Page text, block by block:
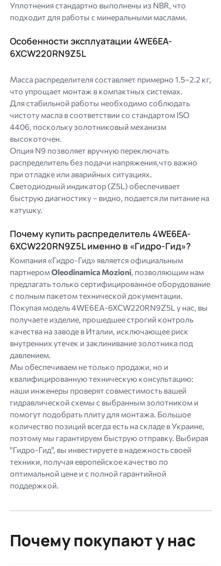
Уплотнения стандартно выполнены из NBR, что
подходит для работы с минеральными маслами.
Особенности эксплуатации 4WE6EA-
6XCW220RN9Z5L
Масса распределителя составляет примерно 1.5–2.2 кг,
что упрощает монтаж в компактных системах.
Для стабильной работы необходимо соблюдать
чистоту масла в соответствии со стандартом ISO
4406, поскольку золотниковый механизм
высокоточен.
Опция N9 позволяет вручную переключать
распределитель без подачи напряжения,что важно
при отладке или аварийных ситуациях.
Светодиодный индикатор (Z5L) обеспечивает
быструю диагностику – видно, подается ли питание на
катушку.
Почему купить распределитель 4WE6EA-
6XCW220RN9Z5L именно в «Гидро-Гид»?
Компания «Гидро-Гид» является официальным
партнеромOleodinamica Mozioni, позволяющим нам
предлагать только сертифицированное оборудование
с полным пакетом технической документации.
Покупая модель 4WE6EA-6XCW220RN9Z5L у нас, вы
получаете изделие, прошедшее строгий контроль
качества на заводе в Италии, исключающее риск
внутренних утечек и заклинивание золотника под
давлением.
Мы обеспечиваем не только продажи, но и
квалифицированную техническую консультацию:
наши инженеры проверят совместимость вашей
гидравлической схемы с выбранным золотником и
помогут подобрать плиту для монтажа. Большое
количество позиций всегда есть на складе в Украине,
поэтому мы гарантируем быструю отправку. Выбирая
"Гидро-Гид", вы инвестируете в надежность своей
техники, получая европейское качество по
оптимальной цене и с полной гарантийной
поддержкой.
Почему покупают у нас